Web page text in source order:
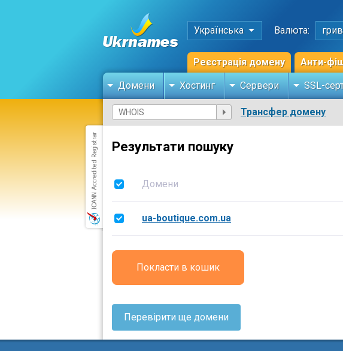
Українська Валюта:
Реєстрація домену Анти-
Домени Хостинг Сервери SSL-
Трансфер домену
Результати пошуку
Домени
ua-boutique.com.ua
Покласти в кошик
Перевірити ще домени